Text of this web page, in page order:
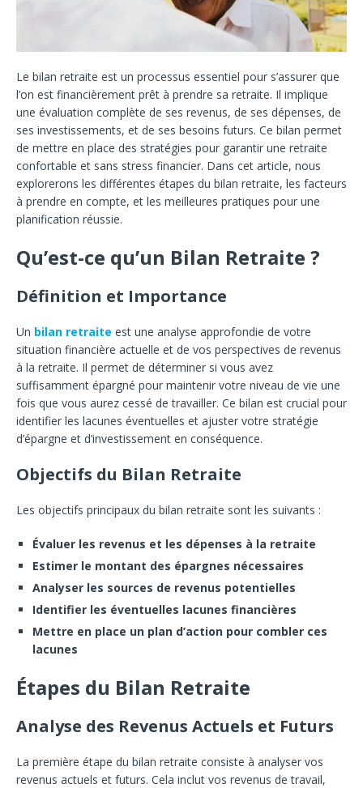
Le bilan retraite est un processus essentiel pour s’assurer que
l’on est financièrement prêt à prendre sa retraite. Il implique
une évaluation complète de ses revenus, de ses dépenses, de
ses investissements, et de ses besoins futurs. Ce bilan permet
de mettre en place des stratégies pour garantir une retraite
confortable et sans stress financier. Dans cet article, nous
explorerons les différentes étapes du bilan retraite, les facteurs
à prendre en compte, et les meilleures pratiques pour une
planification réussie.
Qu’est-ce qu’un Bilan Retraite ?
Définition et Importance
Un bilan retraite est une analyse approfondie de votre
situation financière actuelle et de vos perspectives de revenus
à la retraite. Il permet de déterminer si vous avez
suffisamment épargné pour maintenir votre niveau de vie une
fois que vous aurez cessé de travailler. Ce bilan est crucial pour
identifier les lacunes éventuelles et ajuster votre stratégie
d’épargne et d’investissement en conséquence.
Objectifs du Bilan Retraite
Les objectifs principaux du bilan retraite sont les suivants :
Évaluer les revenus et les dépenses à la retraite
Estimer le montant des épargnes nécessaires
Analyser les sources de revenus potentielles
Identifier les éventuelles lacunes financières
Mettre en place un plan d’action pour combler ces
lacunes
Étapes du Bilan Retraite
Analyse des Revenus Actuels et Futurs
La première étape du bilan retraite consiste à analyser vos
revenus actuels et futurs. Cela inclut vos revenus de travail,